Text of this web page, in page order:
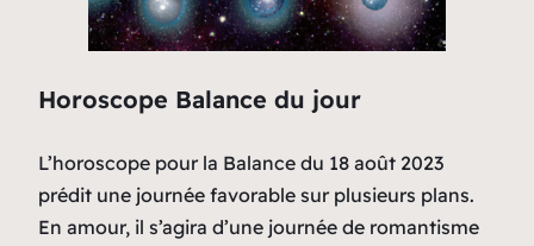
Horoscope Balance du jour
L’horoscope pour la Balance du 18 août 2023
prédit une journée favorable sur plusieurs plans.
En amour, il s’agira d’une journée de romantisme